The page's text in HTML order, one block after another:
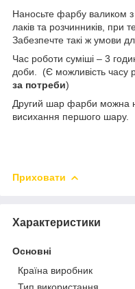
Наносьте фарбу валиком
лаків та розчинників,
Забезпечте такі ж умови
Час роботи суміші – 3
доби. (Є можливість часу
за потреби)
Другий шар фарби можна
висихання першого шару.
Приховати
Характеристики
Основні
Країна виробник
Тип використання